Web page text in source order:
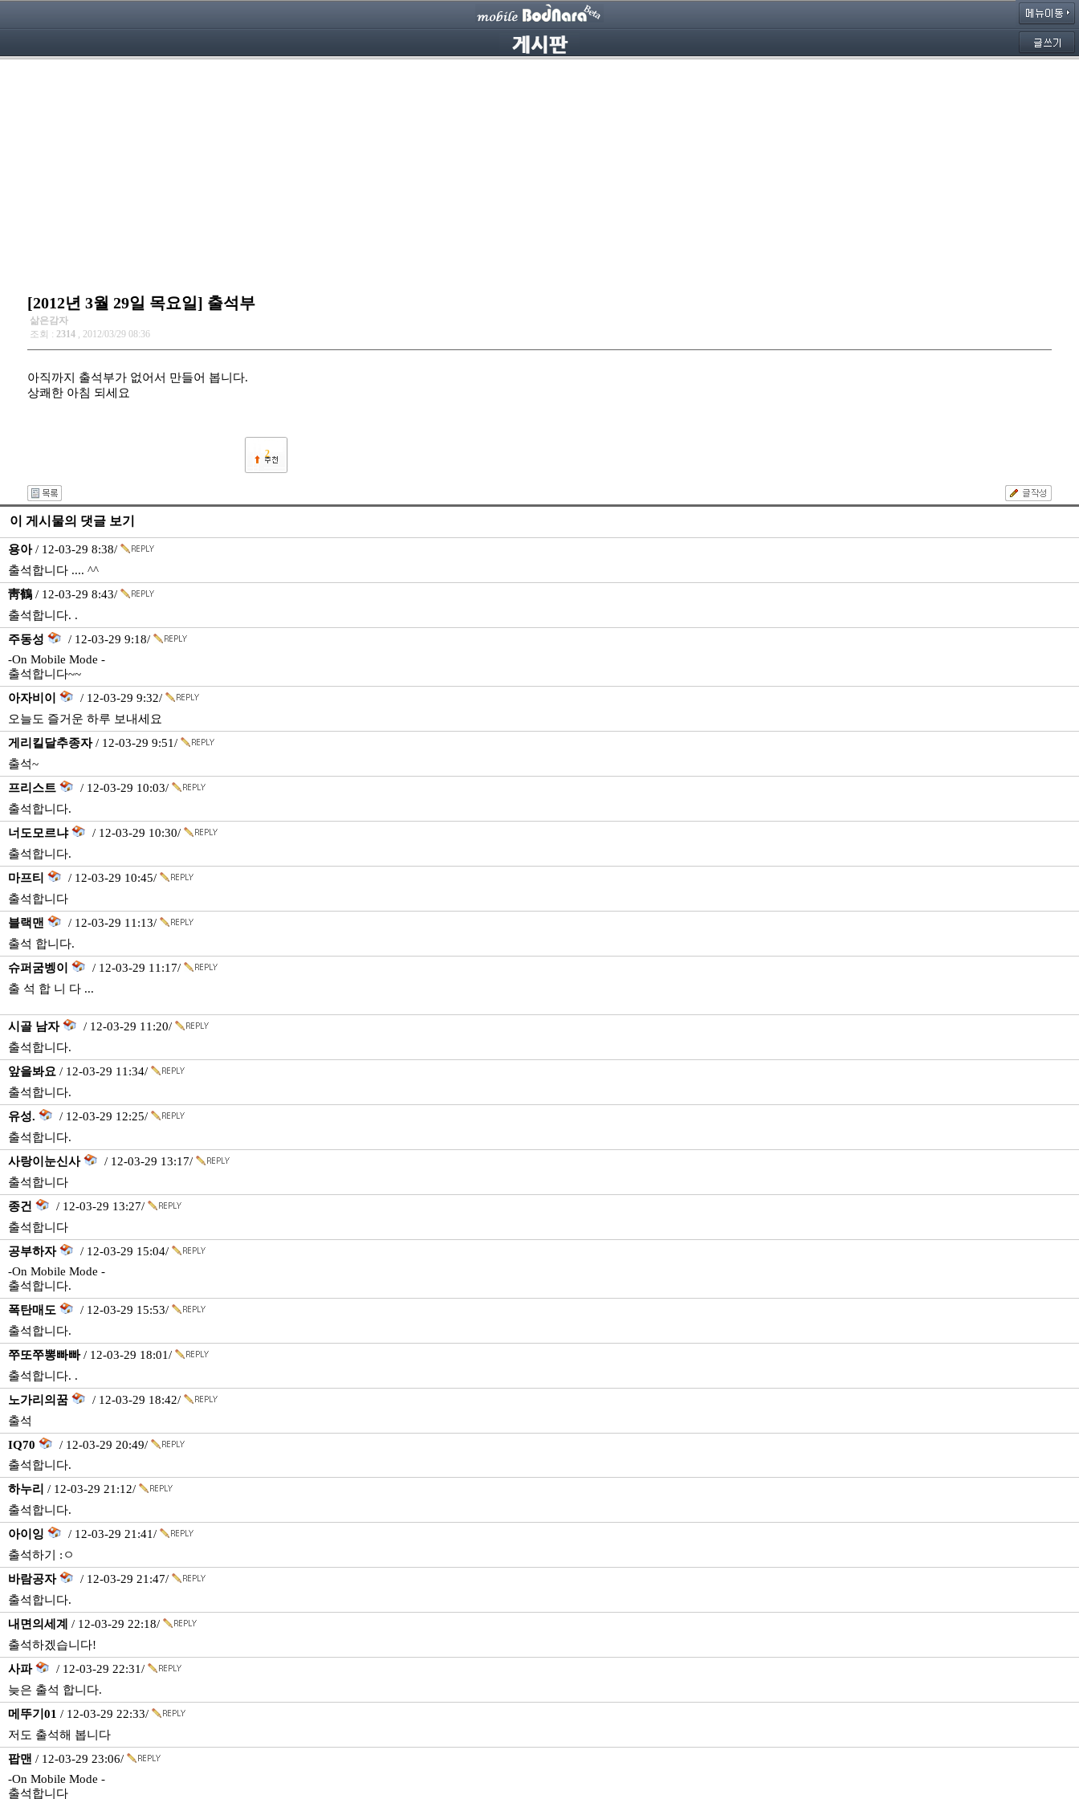
[2012년 3월 29일 목요일] 출석부
삶은감자
조회 : 2314 , 2012/03/29 08:36
아직까지 출석부가 없어서 만들어 봅니다.
상쾌한 아침 되세요
2
이 게시물의 댓글 보기
용아/ 12-03-29 8:38/
출석합니다 .... ^^
靑鶴 / 12-03-29 8:43/
출석합니다. .
주동성
/ 12-03-29 9:18/
-On Mobile Mode -
출석합니다~~
아자비이
/ 12-03-29 9:32/
오늘도 즐거운 하루 보내세요
게리킬달추종자/ 12-03-29 9:51/
출석~
프리스트
/ 12-03-29 10:03/
출석합니다.
너도모르냐
/ 12-03-29 10:30/
출석합니다.
마프티
/ 12-03-29 10:45/
출석합니다
블랙맨
/ 12-03-29 11:13/
출석 합니다.
슈퍼굼벵이
/ 12-03-29 11:17/
출 석 합 니 다 ...
시골 남자
/ 12-03-29 11:20/
출석합니다.
앞을봐요 / 12-03-29 11:34/
출석합니다.
유성.
/ 12-03-29 12:25/
출석합니다.
사랑이눈신사
/ 12-03-29 13:17/
출석합니다
종건
/ 12-03-29 13:27/
출석합니다
공부하자
/ 12-03-29 15:04/
-On Mobile Mode -
출석합니다.
폭탄매도
/ 12-03-29 15:53/
출석합니다.
쭈또쭈뽕빠빠/ 12-03-29 18:01/
출석합니다. .
노가리의꿈
/ 12-03-29 18:42/
출석
IQ70
/ 12-03-29 20:49/
출석합니다.
하누리 / 12-03-29 21:12/
출석합니다.
아이잉
/ 12-03-29 21:41/
출석하기 :ㅇ
바람공자
/ 12-03-29 21:47/
출석합니다.
내면의세계
/ 12-03-29 22:18/
출석하겠습니다!
사파
/ 12-03-29 22:31/
늦은 출석 합니다.
메뚜기01 / 12-03-29 22:33/
저도 출석해 봅니다
팝맨 / 12-03-29 23:06/
-On Mobile Mode -
출석합니다